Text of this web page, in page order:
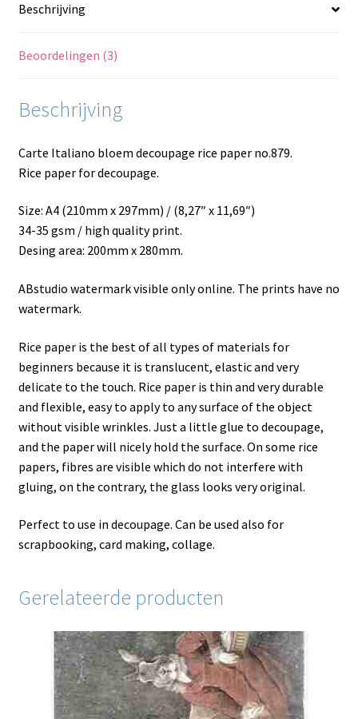
Beschrijving
Beoordelingen (3)
Beschrijving
Carte Italiano bloem decoupage rice paper no.879.
Rice paper for decoupage.
Size: A4 (210mm x 297mm) / (8,27″ x 11,69″)
34-35 gsm / high quality print.
Desing area: 200mm x 280mm.
ABstudio watermark visible only online. The prints have no
watermark.
Rice paper is the best of all types of materials for
beginners because it is translucent, elastic and very
delicate to the touch. Rice paper is thin and very durable
and flexible, easy to apply to any surface of the object
without visible wrinkles. Just a little glue to decoupage,
and the paper will nicely hold the surface. On some rice
papers, fibres are visible which do not interfere with
gluing, on the contrary, the glass looks very original.
Perfect to use in decoupage. Can be used also for
scrapbooking, card making, collage.
Gerelateerde producten